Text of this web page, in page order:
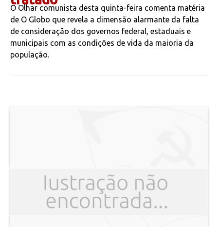
O Olhar comunista desta quinta-feira comenta matéria
de O Globo que revela a dimensão alarmante da falta
de consideração dos governos federal, estaduais e
municipais com as condições de vida da maioria da
população.